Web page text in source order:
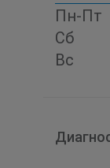
Пн-Пт
Сб
Вс